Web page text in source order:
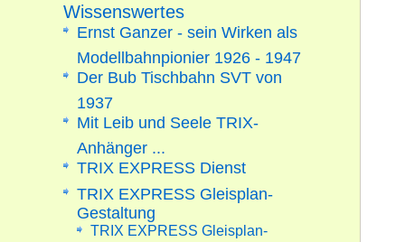
Wissenswertes
Ernst Ganzer - sein Wirken als
Modellbahnpionier 1926 - 1947
Der Bub Tischbahn SVT von
1937
Mit Leib und Seele TRIX-
Anhänger ...
TRIX EXPRESS Dienst
TRIX EXPRESS Gleisplan-
Gestaltung
TRIX EXPRESS Gleisplan-